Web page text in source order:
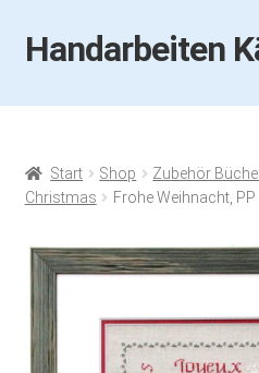
Zur
Navigation
Zum
Inhalt
Handarbeiten
Startseite
Aktuelles
Termine
Handarbeiten-Käß-Shop
Start Shop Zubehör
Christmas
Frohe Weihnacht, PP